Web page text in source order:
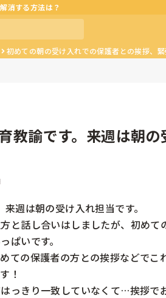
消する方法は？
初めての朝の受け入れでの保護者との挨拶、
教諭です。来週は朝
週は朝の受け入れ担当です。
と話し合いはしましたが、初めて
ぱいです。
ての保護者の方との挨拶などでこ
！
っきり一致していなくて…挨拶で